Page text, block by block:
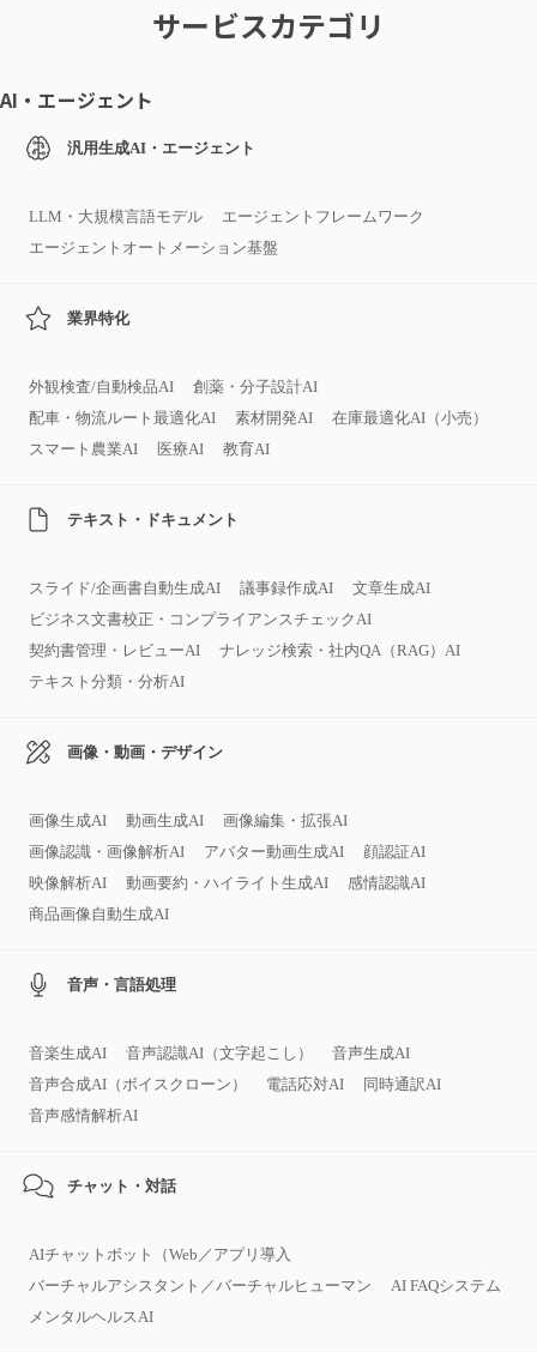
サービスカテゴリ
AI・エージェント
汎用生成AI・エージェント
LLM・大規模言語モデル
エージェントフレームワーク
エージェントオートメーション基盤
業界特化
外観検査/自動検品AI
創薬・分子設計AI
配車・物流ルート最適化AI
素材開発AI
在庫最適化AI（小売）
スマート農業AI
医療AI 教育AI
テキスト・ドキュメント
スライド/企画書自動生成AI 議事録作成AI
文章生成AI
ビジネス文書校正・コンプライアンスチェックAI
契約書管理・レビューAI
ナレッジ検索・社内QA（RAG）AI
テキスト分類・分析AI
画像・動画・デザイン
画像生成AI 動画生成AI
画像編集・拡張AI
画像認識・画像解析AI
アバター動画生成AI
顔認証AI
映像解析AI
動画要約・ハイライト生成AI
感情認識AI
商品画像自動生成AI
音声・言語処理
音楽生成AI 音声認識AI（文字起こし）
音声生成AI
音声合成AI（ボイスクローン）
電話応対AI
同時通訳AI
音声感情解析AI
チャット・対話
AIチャットボット（Web／アプリ導入
バーチャルアシスタント／バーチャルヒューマン
AI FAQシステム
メンタルヘルスAI